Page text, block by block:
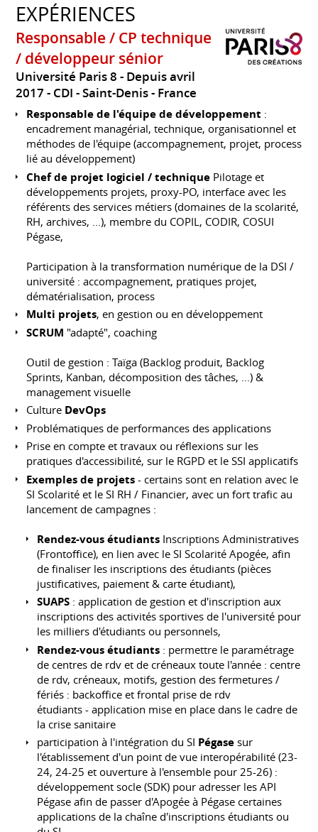
EXPÉRIENCES
Responsable / CP technique
/ développeur sénior
Université Paris 8
Depuis avril
2017 CDI Saint-Denis France
Responsable de l'équipe de développement :
encadrement managérial, technique, organisationnel et
méthodes de l'équipe (accompagnement, projet, process
lié au développement)
Chef de projet logiciel / technique Pilotage et
développements projets, proxy-PO, interface avec les
référents des services métiers (domaines de la scolarité,
RH, archives, ...), membre du COPIL, CODIR, COSUI
Pégase,
Participation à la transformation numérique de la DSI /
université : accompagnement, pratiques projet,
dématérialisation, process
Multi projets, en gestion ou en développement
SCRUM "adapté", coaching
Outil de gestion : Taïga (Backlog produit, Backlog
Sprints, Kanban, décomposition des tâches, ...) &
management visuelle
Culture DevOps
Problématiques de performances des applications
Prise en compte et travaux ou réflexions sur les
pratiques d'accessibilité, sur le RGPD et le SSI applicatifs
Exemples de projets - certains sont en relation avec le
SI Scolarité et le SI RH / Financier, avec un fort trafic au
lancement de campagnes :
Rendez-vous étudiants Inscriptions Administratives
(Frontoffice), en lien avec le SI Scolarité Apogée, afin
de finaliser les inscriptions des étudiants (pièces
justificatives, paiement & carte étudiant),
SUAPS : application de gestion et d'inscription aux
inscriptions des activités sportives de l'université pour
les milliers d'étudiants ou personnels,
Rendez-vous étudiants : permettre le paramétrage
de centres de rdv et de créneaux toute l'année : centre
de rdv, créneaux, motifs, gestion des fermetures /
fériés : backoffice et frontal prise de rdv
étudiants - application mise en place dans le cadre de
la crise sanitaire
participation à l'intégration du SI Pégase sur
l'établissement d'un point de vue interopérabilité (23-
24, 24-25 et ouverture à l'ensemble pour 25-26) :
développement socle (SDK) pour adresser les API
Pégase afin de passer d'Apogée à Pégase certaines
applications de la chaîne d'inscriptions étudiants ou